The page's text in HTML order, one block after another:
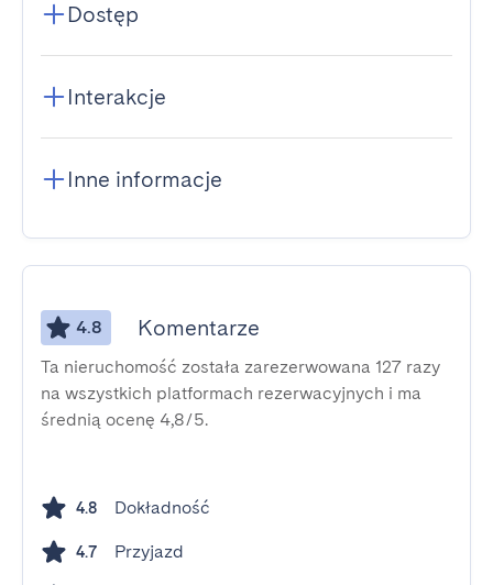
Dostęp
Interakcje
Inne informacje
4.8 Komentarze
Ta nieruchomość została zarezerwowana 127 razy
na wszystkich platformach rezerwacyjnych i ma
średnią ocenę 4,8/5.
4.8 Dokładność
4.7 Przyjazd